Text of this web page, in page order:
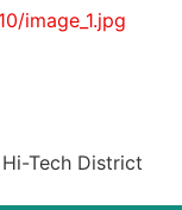
image_1.jpg
Tech District